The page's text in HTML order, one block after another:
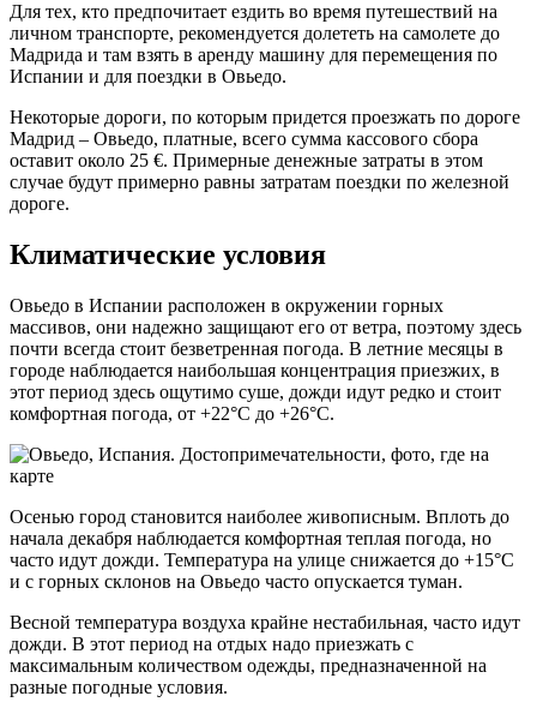
Для тех, кто предпочитает ездить во время путешествий на
личном транспорте, рекомендуется долететь на самолете до
Мадрида и там взять в аренду машину для перемещения по
Испании и для поездки в Овьедо.
Некоторые дороги, по которым придется проезжать по дороге
Мадрид – Овьедо, платные, всего сумма кассового сбора
оставит около 25 €. Примерные денежные затраты в этом
случае будут примерно равны затратам поездки по железной
дороге.
Климатические условия
Овьедо в Испании расположен в окружении горных
массивов, они надежно защищают его от ветра, поэтому здесь
почти всегда стоит безветренная погода. В летние месяцы в
городе наблюдается наибольшая концентрация приезжих, в
этот период здесь ощутимо суше, дожди идут редко и стоит
комфортная погода, от +22°С до +26°С.
Осенью город становится наиболее живописным. Вплоть до
начала декабря наблюдается комфортная теплая погода, но
часто идут дожди. Температура на улице снижается до +15°С
и с горных склонов на Овьедо часто опускается туман.
Весной температура воздуха крайне нестабильная, часто идут
дожди. В этот период на отдых надо приезжать с
максимальным количеством одежды, предназначенной на
разные погодные условия.